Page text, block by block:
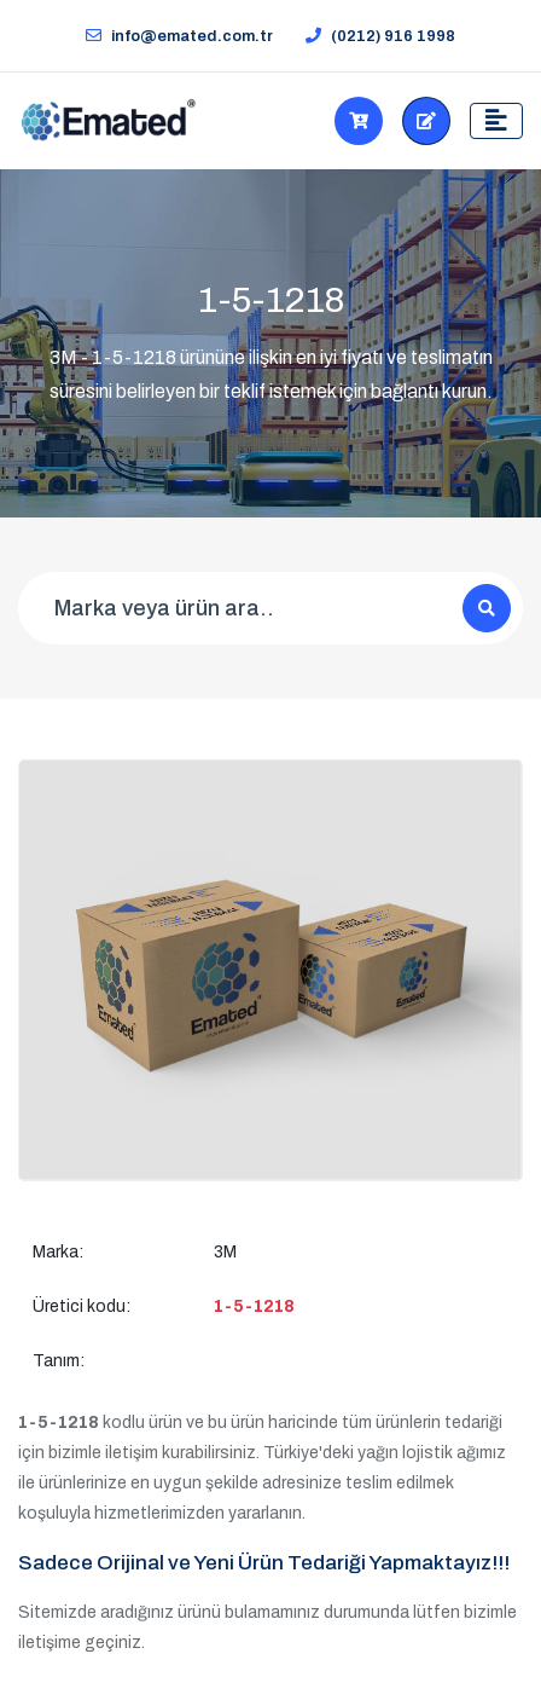
info@emated.com.tr (0212) 916 1998
1-5-1218
3M - 1-5-1218 ürününe ilişkin en iyi fiyatı ve teslimatın
süresini belirleyen bir teklif istemek için bağlantı kurun.
Marka: 3M
Üretici kodu: 1-5-1218
Tanım:
1-5-1218 kodlu ürün ve bu ürün haricinde tüm ürünlerin tedariği
için bizimle iletişim kurabilirsiniz. Türkiye'deki yağın lojistik ağımız
ile ürünlerinize en uygun şekilde adresinize teslim edilmek
koşuluyla hizmetlerimizden yararlanın.
Sadece Orijinal ve Yeni Ürün Tedariği Yapmaktayız!!!
Sitemizde aradığınız ürünü bulamamınız durumunda lütfen bizimle
iletişime geçiniz.